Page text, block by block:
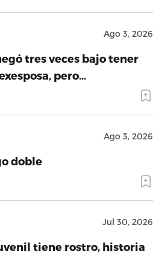
Ago 3, 2026
tres veces bajo tener
pero…
Ago 3, 2026
doble
Jul 30, 2026
tiene rostro, historia